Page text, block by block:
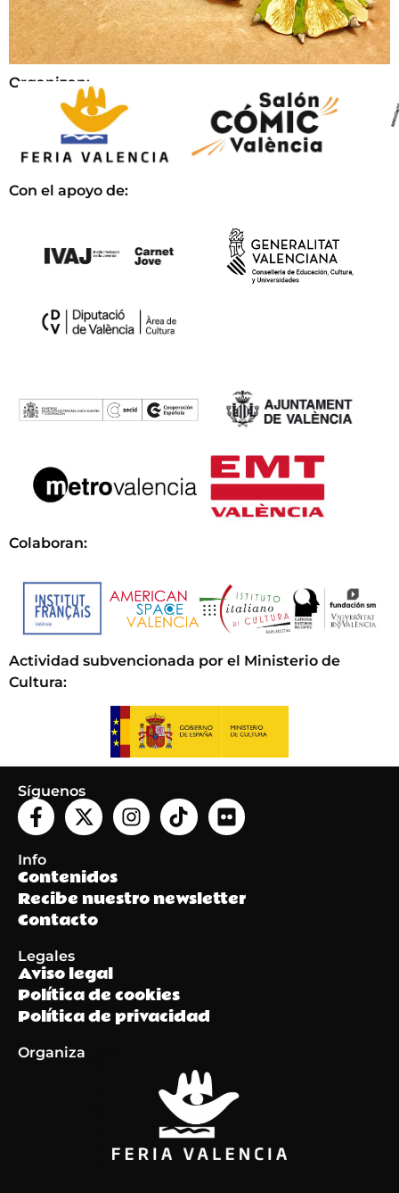
Organizan:
Con el apoyo de:
Colaboran:
Actividad subvencionada por el Ministerio de
Cultura:
Síguenos
Info
Contenidos
Recibe nuestro newsletter
Contacto
Legales
Aviso legal
Política de cookies
Política de privacidad
Organiza